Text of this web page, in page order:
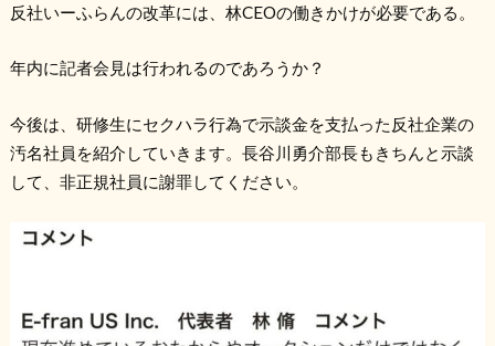
反社いーふらんの改革には、林CEOの働きかけが必要である。
年内に記者会見は行われるのであろうか？
今後は、研修生にセクハラ行為で示談金を支払った反社企業の
汚名社員を紹介していきます。長谷川勇介部長もきちんと示談
して、非正規社員に謝罪してください。